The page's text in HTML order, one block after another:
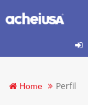
Home Perfil